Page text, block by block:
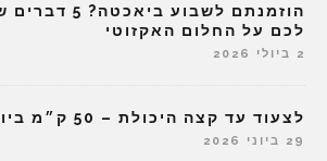
הוזמנתם לשבוע
לכם על החלום האקזוטי
2 ביולי 2026
לצעוד עד קצה היכולת – 50 ק״מ ביום הליכה בגולן
29 ביוני 2026